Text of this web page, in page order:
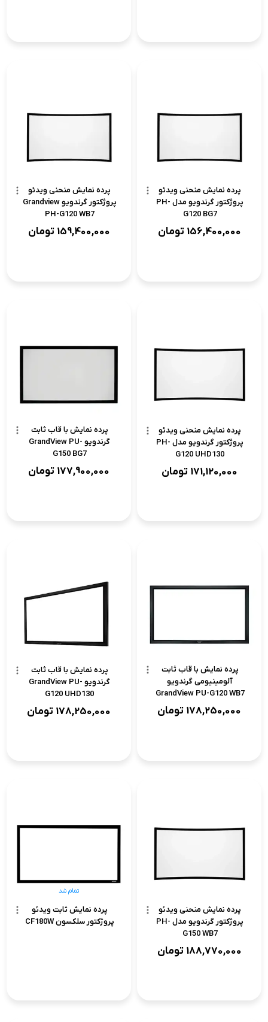
پرده نمایش منحنی ویدئو
پروژکتور گرندویو مدل PH-
G120 BG7
156,400,000 تومان
پرده نمایش منحنی ویدئو
پروژکتور گرندویو Grandview
PH-G120 WB7
159,400,000 تومان
پرده نمایش منحنی ویدئو
پروژکتور گرندویو مدل PH-
G120 UHD130
171,120,000 تومان
پرده نمایش با قاب ثابت
گرندویو GrandView PU-
G150 BG7
177,900,000 تومان
پرده نمایش با قاب ثابت
آلومینیومی گرندویو
GrandView PU-G120 WB7
178,250,000 تومان
پرده نمایش با قاب ثابت
گرندویو GrandView PU-
G120 UHD130
178,250,000 تومان
پرده نمایش منحنی ویدئو
پروژکتور گرندویو مدل PH-
G150 WB7
188,770,000 تومان
پرده نمایش ثابت ویدئو
پروژکتور سلکسون CF180W
تمام شد